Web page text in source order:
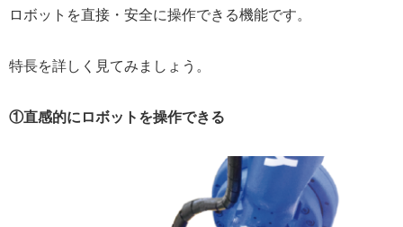
ロボットを直接・安全に操作できる機能です。
特長を詳しく見てみましょう。
①直感的にロボットを操作できる